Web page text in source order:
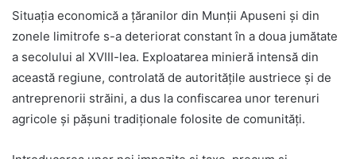
Situația economică a țăranilor din Munții Apuseni și din
zonele limitrofe s-a deteriorat constant în a doua jumătate
a secolului al XVIII-lea. Exploatarea minieră intensă din
această regiune, controlată de autoritățile austriece și de
antreprenorii străini, a dus la confiscarea unor terenuri
agricole și pășuni tradiționale folosite de comunități.